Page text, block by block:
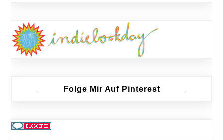
Folge Mir Auf Pinterest